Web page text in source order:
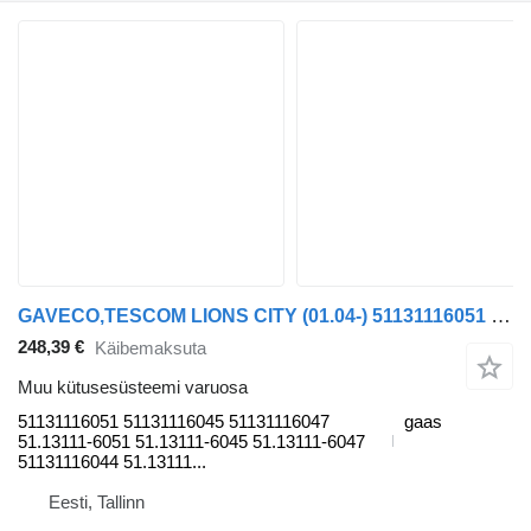
GAVECO,TESCOM LIONS CITY (01.04-) 51131116051 tüübi jaoks bussi MAN
248,39 € Käibemaksuta
Muu kütusesüsteemi varuosa
51131116051 51131116045 51131116047
51.13111-6051 51.13111-6045 51.13111-6047
51131116044 51.13111...
gaas
Eesti, Tallinn